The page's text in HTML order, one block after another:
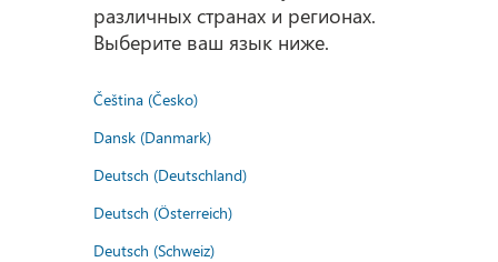
различных странах и регионах.
Выберите ваш язык ниже.
Čeština (Česko)
Dansk (Danmark)
Deutsch (Deutschland)
Deutsch (Österreich)
Deutsch (Schweiz)